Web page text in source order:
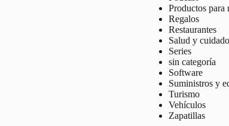
Productos para
Regalos
Restaurantes
Salud y
Series
sin categoría
Software
Suministros y
Turismo
Vehículos
Zapatillas